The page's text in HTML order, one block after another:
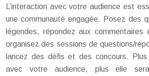
L’interaction avec votre audience est
une communauté engagée. Posez des
légendes, répondez aux commentaires
organisez des sessions de questions/
lancez des défis et des concours. Plus
avec votre audience, plus elle